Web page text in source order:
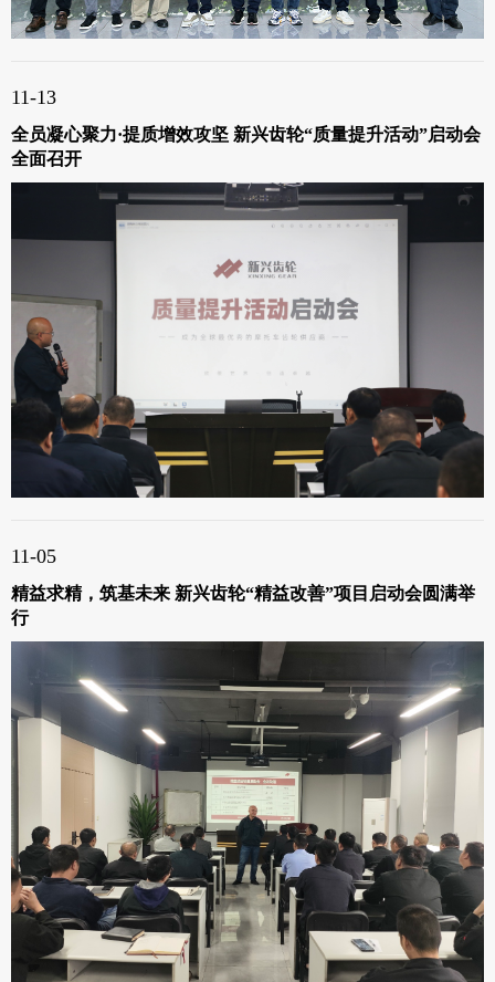
11-13
全员凝心聚力·提质增效攻坚 新兴齿轮“质量提升活动”启动会
全面召开
11-05
精益求精，筑基未来 新兴齿轮“精益改善”项目启动会圆满举
行